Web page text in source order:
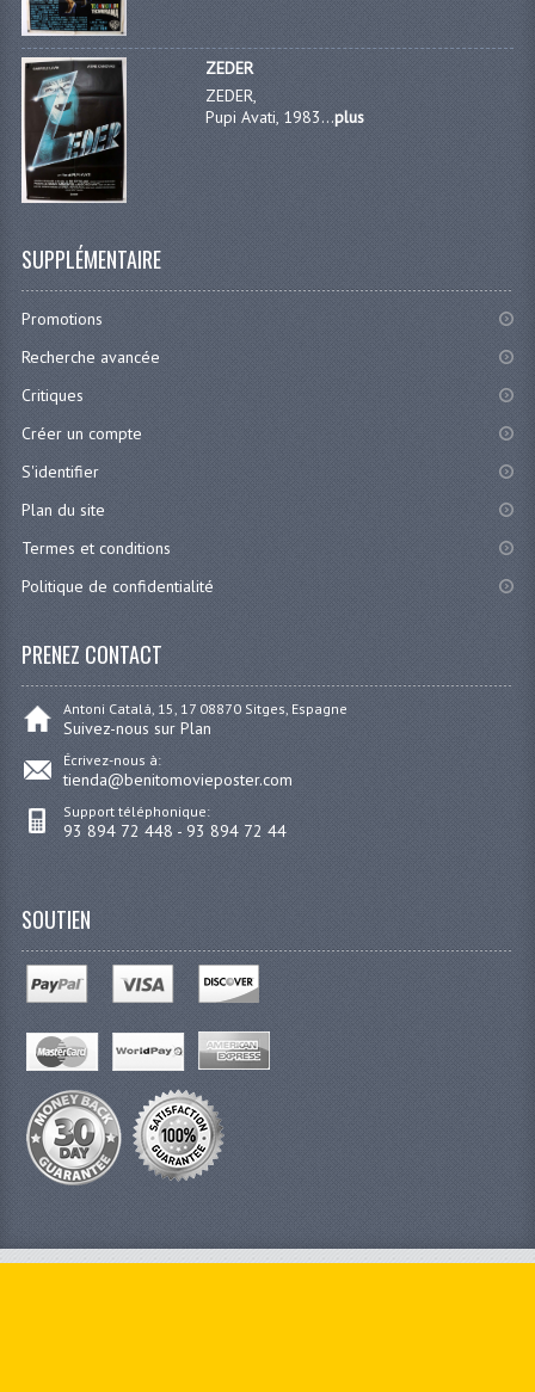
ZEDER
ZEDER,
Pupi Avati, 1983...plus
SUPPLÉMENTAIRE
Promotions
Recherche avancée
Critiques
Créer un compte
S'identifier
Plan du site
Termes et conditions
Politique de confidentialité
PRENEZ CONTACT
Antoni Catalá, 15, 17 08870 Sitges, Espagne
Suivez-nous sur Plan
Écrivez-nous à:
tienda@benitomovieposter.com
Support téléphonique:
93 894 72 448 - 93 894 72 44
SOUTIEN